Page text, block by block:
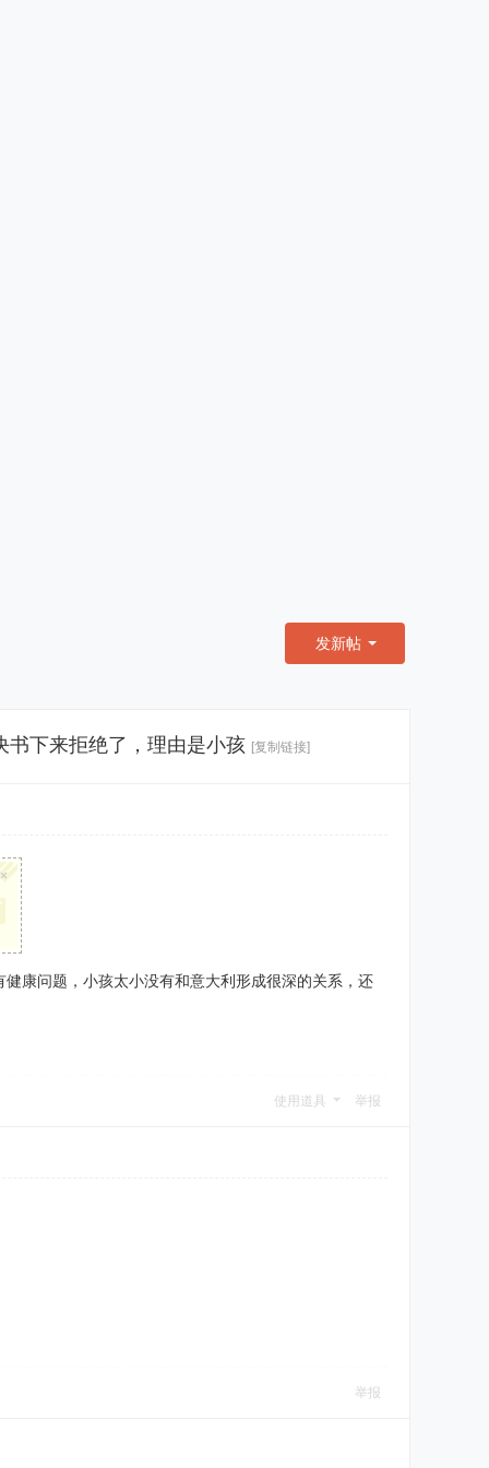
发新帖
书下来拒绝了，理由是小孩 [复制链接]
×
康问题，小孩太小没有和意大利形成很深的关系，还
使用道具 举报
举报